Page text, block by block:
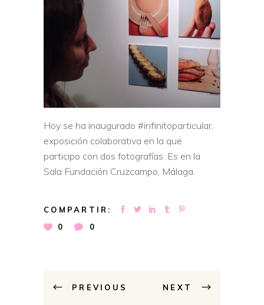
Hoy se ha inaugurado #infinitoparticular,
exposición colaborativa en la que
participo con dos fotografías. Es en la
Sala Fundación Cruzcampo, Málaga.
COMPARTIR:
0
0
PREVIOUS NEXT